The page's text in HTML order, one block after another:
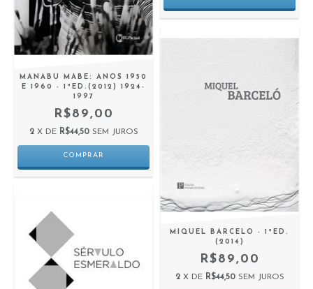
MANABU MABE: ANOS 1950
E 1960 - 1ªED.(2012) 1924-
1997
R$89,00
2 X DE R$44,50 SEM JUROS
MIQUEL BARCELO - 1ªED.
(2014)
R$89,00
2 X DE R$44,50 SEM JUROS